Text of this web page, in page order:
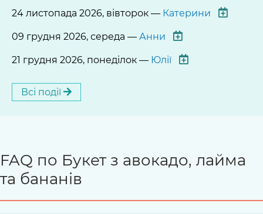
24 листопада 2026, вівторок — Катерини
09 грудня 2026, середа — Анни
21 грудня 2026, понеділок — Юлії
Всі події
FAQ по Букет з авокадо, лайма
та бананів